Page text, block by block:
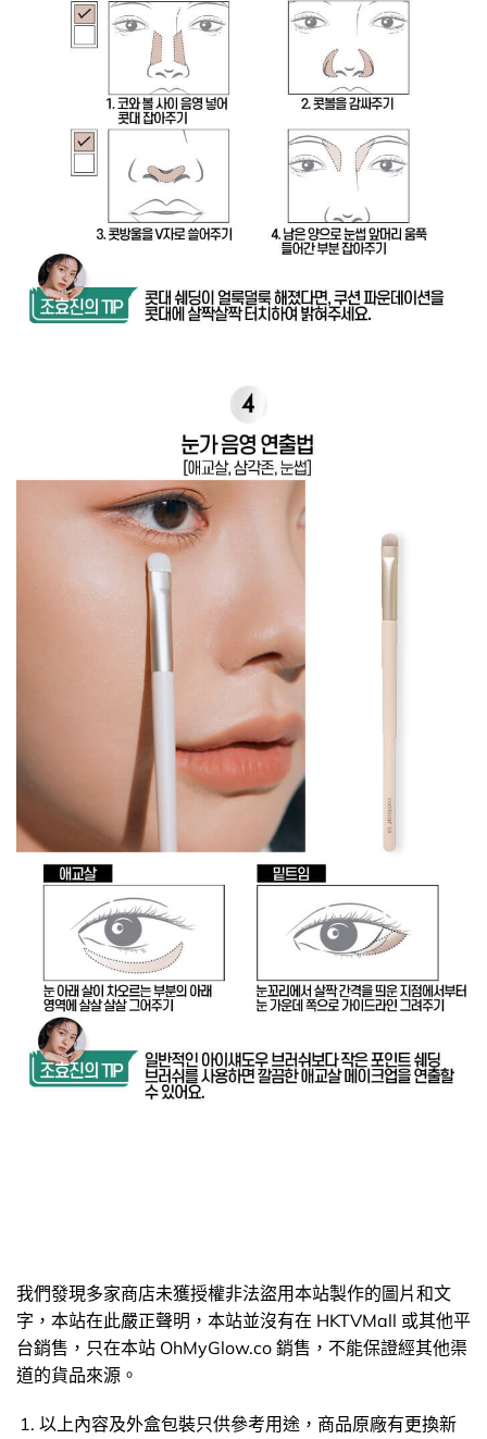
我們發現多家商店未獲授權非法盜用本站製作的圖片和文
字，本站在此嚴正聲明，本站並沒有在 HKTVMall 或其他平
台銷售，只在本站 OhMyGlow.co 銷售，不能保證經其他渠
道的貨品來源。
以上內容及外盒包裝只供參考用途，商品原廠有更換新